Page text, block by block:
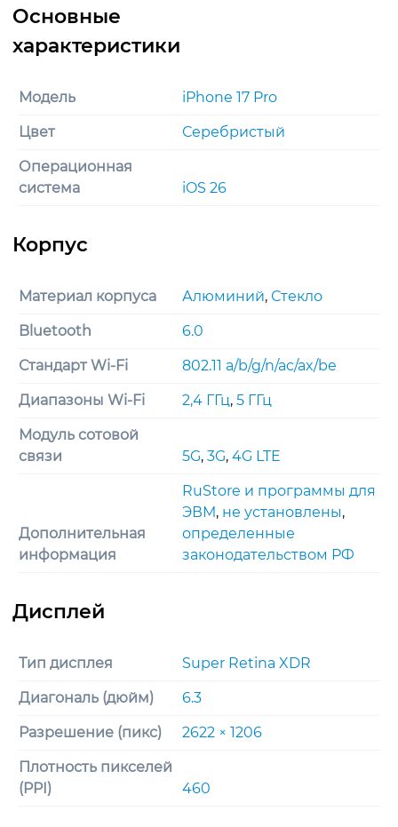
Модель iPhone 17 Pro
Цвет Серебристый
Операционная
система
iOS 26
Материал корпуса Алюминий, Стекло
Bluetooth 6.0
Стандарт Wi-Fi 802.11 a/b/g/n/ac/ax/be
Диапазоны Wi-Fi 2,4 ГГц, 5 ГГц
Модуль сотовой
связи
5G, 3G, 4G LTE
Дополнительная
информация
RuStore и программы для
ЭВМ, не установлены,
определенные
законодательством РФ
Тип дисплея Super Retina XDR
Диагональ (дюйм) 6.3
Разрешение (пикс) 2622 × 1206
Плотность пикселей
(PPI)
460